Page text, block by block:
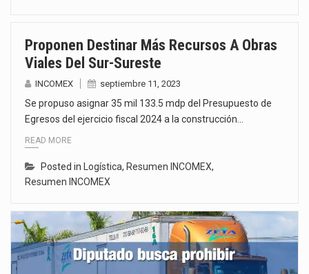
Proponen Destinar Más Recursos A Obras
Viales Del Sur-Sureste
INCOMEX septiembre 11, 2023
Se propuso asignar 35 mil 133.5 mdp del Presupuesto de
Egresos del ejercicio fiscal 2024 a la construcción…
READ MORE
Posted in Logística, Resumen INCOMEX,
Resumen INCOMEX